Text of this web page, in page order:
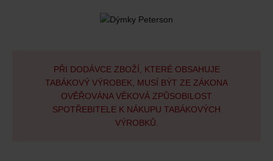
PŘI DODÁVCE ZBOŽÍ, KTERÉ OBSAHUJE
TABÁKOVÝ VÝROBEK, MUSÍ BÝT ZE ZÁKONA
OVĚŘOVÁNA VĚKOVÁ ZPŮSOBILOST
SPOTŘEBITELE K NÁKUPU TABÁKOVÝCH
VÝROBKŮ.